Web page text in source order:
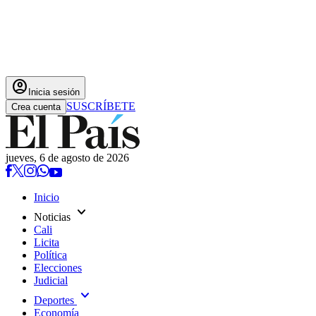
account_circle Inicia sesión
Crea cuenta SUSCRÍBETE
jueves, 6 de agosto de 2026
Inicio
Noticias expand_more
Cali
Licita
Política
Elecciones
Judicial
Deportes expand_more
Economía